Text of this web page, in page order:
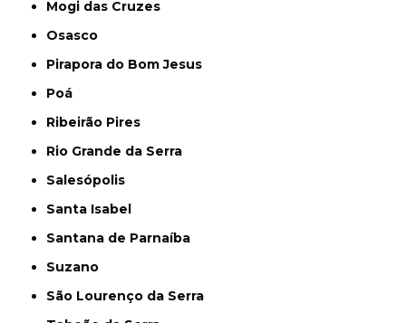
Mogi das Cruzes
Osasco
Pirapora do Bom Jesus
Poá
Ribeirão Pires
Rio Grande da Serra
Salesópolis
Santa Isabel
Santana de Parnaíba
Suzano
São Lourenço da Serra